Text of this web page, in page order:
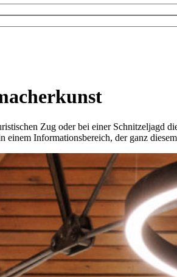
Zug oder bei einer Schnitzeljagd
Informationsbereich, der ganz